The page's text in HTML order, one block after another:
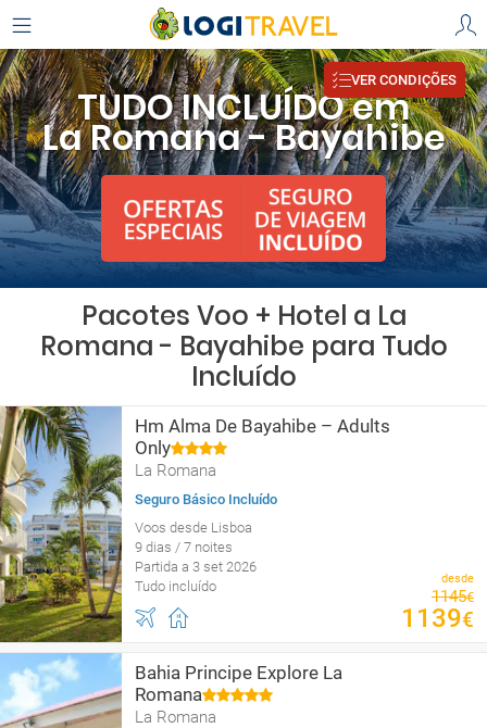
TUDO INCLUÍDO em
La Romana - Bayahibe
VER CONDIÇÕES
Pacotes Voo + Hotel a La
Romana - Bayahibe para Tudo
Incluído
Hm Alma De Bayahibe – Adults
Only
La Romana
Seguro Básico Incluído
Voos desde Lisboa
9 dias / 7 noites
Partida a 3 set 2026
Tudo incluído
desde
1145€
1139€
Bahia Principe Explore La
Romana
La Romana